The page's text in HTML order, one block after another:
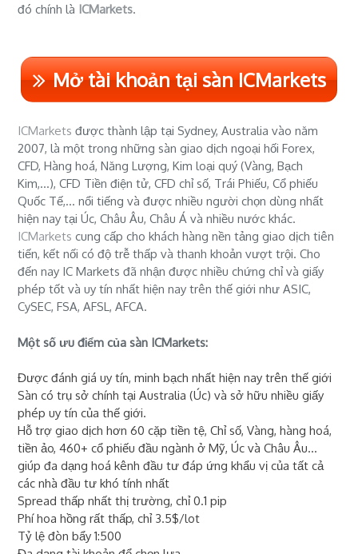
đó chính là ICMarkets.
Mở tài khoản tại sàn ICMarkets
ICMarkets được thành lập tại Sydney, Australia vào năm
2007, là một trong những sàn giao dịch ngoại hối Forex,
CFD, Hàng hoá, Năng Lượng, Kim loại quý (Vàng, Bạch
Kim,...), CFD Tiền điện tử, CFD chỉ số, Trái Phiếu, Cổ phiếu
Quốc Tế,... nổi tiếng và được nhiều người chọn dùng nhất
hiện nay tại Úc, Châu Âu, Châu Á và nhiều nước khác.
ICMarkets cung cấp cho khách hàng nền tảng giao dịch tiên
tiến, kết nối có độ trễ thấp và thanh khoản vượt trội. Cho
đến nay IC Markets đã nhận được nhiều chứng chỉ và giấy
phép tốt và uy tín nhất hiện nay trên thế giới như ASIC,
CySEC, FSA, AFSL, AFCA.
Một số ưu điểm của sàn ICMarkets:
Được đánh giá uy tín, minh bạch nhất hiện nay trên thế giới
Sàn có trụ sở chính tại Australia (Úc) và sở hữu nhiều giấy
phép uy tín của thế giới.
Hỗ trợ giao dịch hơn 60 cặp tiền tệ, Chỉ số, Vàng, hàng hoá,
tiền ảo, 460+ cổ phiếu đầu ngành ở Mỹ, Úc và Châu Âu...
giúp đa dạng hoá kênh đầu tư đáp ứng khẩu vị của tất cả
các nhà đầu tư khó tính nhất
Spread thấp nhất thị trường, chỉ 0.1 pip
Phí hoa hồng rất thấp, chỉ 3.5$/lot
Tỷ lệ đòn bẩy 1:500